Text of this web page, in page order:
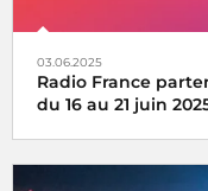
03.06.2025
Radio France
du 16 au 21 juin